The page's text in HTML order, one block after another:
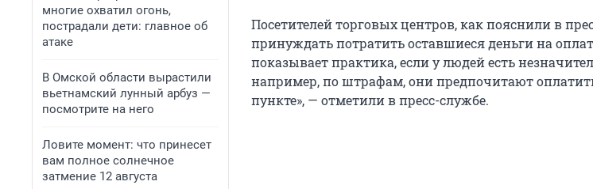
многие охватил огонь,
пострадали дети: главное об
атаке
В Омской области вырастили
вьетнамский лунный арбуз —
посмотрите на него
Ловите момент: что принесет
вам полное солнечное
затмение 12 августа
Посетителей торговых центров, как пояснили в
принуждать потратить оставшиеся деньги на
показывает практика, если у людей есть
например, по штрафам, они предпочитают
пункте», — отметили в пресс-службе.